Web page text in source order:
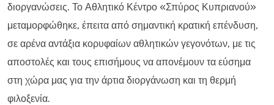
διοργανώσεις. Το Αθλητικό Κέντρο «Σπύρος Κυπριανού»
μεταμορφώθηκε, έπειτα από σημαντική κρατική επένδυση,
σε αρένα αντάξια κορυφαίων αθλητικών γεγονότων, με τις
αποστολές και τους επισήμους να απονέμουν τα εύσημα
στη χώρα μας για την άρτια διοργάνωση και τη θερμή
φιλοξενία.